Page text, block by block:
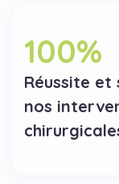
100%
Réussite et
nos